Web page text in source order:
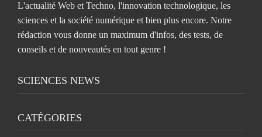
L'actualité Web et Techno, l'innovation technologique, les
sciences et la société numérique et bien plus encore. Notre
rédaction vous donne un maximum d'infos, des tests, de
conseils et de nouveautés en tout genre !
SCIENCES NEWS
CATÉGORIES